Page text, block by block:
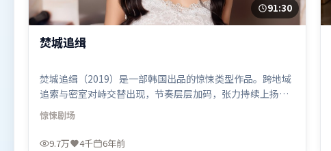
91:30
焚城追缉
焚城追缉（2019）是一部韩国出品的惊悚类型作品。跨地域
追索与密室对峙交替出现，节奏层层加码，张力持续上扬。
视听风格统一而富有实验感，配乐与画面情绪贴合。由奉俊
昊执导，奥卡菲娜、艾米莉·布朗特、谭卓，张译、张家辉
等联袂出演。影片于2019年11月1日（韩国）在部分地区首
惊悚剧场
9.7万 4千 6年前